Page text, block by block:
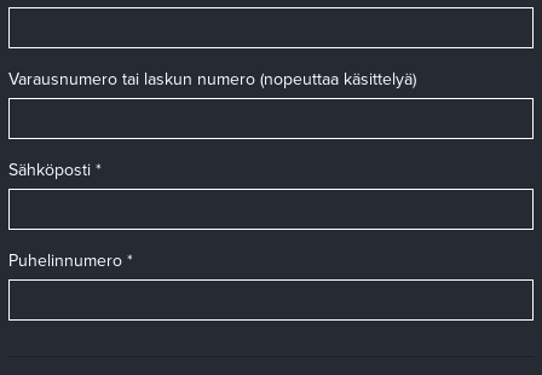
Varausnumero tai laskun numero (nopeuttaa käsittelyä)
Sähköposti *
Puhelinnumero *